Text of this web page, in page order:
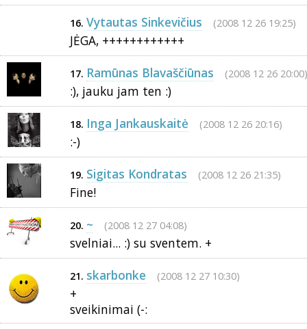
16. Vytautas Sinkevičius (2008 12 26 19:25)
JĖGA, ++++++++++++
17. Ramūnas Blavaščiūnas (2008 12 26 20:00)
:), jauku jam ten :)
18. Inga Jankauskaitė (2008 12 26 20:16)
:-)
19. Sigitas Kondratas (2008 12 26 21:35)
Fine!
20. ~ (2008 12 27 04:08)
svelniai... :) su sventem. +
21. skarbonke (2008 12 27 10:30)
+
sveikinimai (-: